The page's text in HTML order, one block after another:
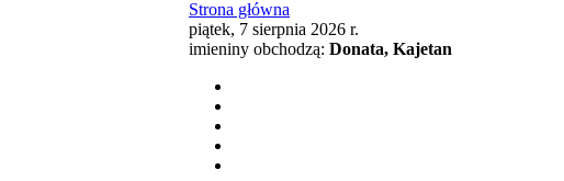
Strona główna
piątek, 7 sierpnia 2026 r.
imieniny obchodzą: Donata, Kajetan